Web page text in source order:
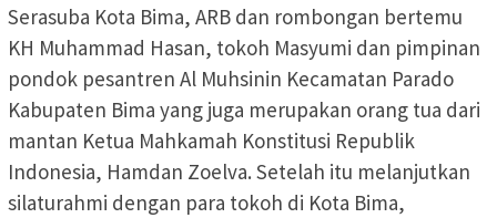
Serasuba Kota Bima, ARB dan rombongan bertemu
KH Muhammad Hasan, tokoh Masyumi dan pimpinan
pondok pesantren Al Muhsinin Kecamatan Parado
Kabupaten Bima yang juga merupakan orang tua dari
mantan Ketua Mahkamah Konstitusi Republik
Indonesia, Hamdan Zoelva. Setelah itu melanjutkan
silaturahmi dengan para tokoh di Kota Bima,